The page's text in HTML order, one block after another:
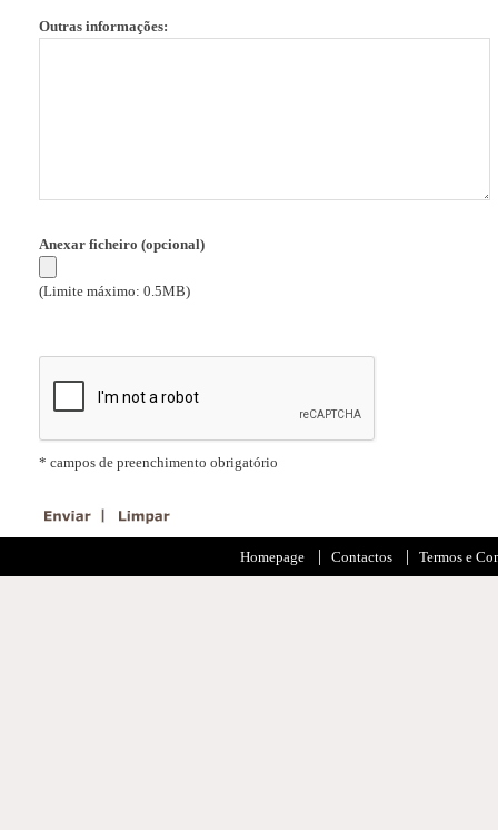
Outras informações:
Anexar ficheiro (opcional)
(Limite máximo: 0.5MB)
* campos de preenchimento obrigatório
Homepage Contactos Termos e